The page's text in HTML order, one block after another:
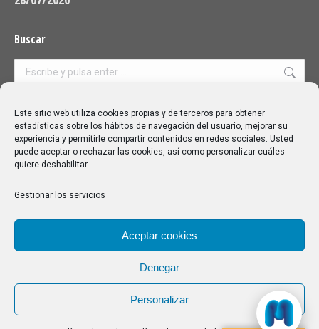
Este sitio web utiliza cookies propias y de terceros para obtener
estadísticas sobre los hábitos de navegación del usuario, mejorar su
experiencia y permitirle compartir contenidos en redes sociales. Usted
puede aceptar o rechazar las cookies, así como personalizar cuáles
quiere deshabilitar.
Gestionar los servicios
Aceptar cookies
Denegar
Personalizar
Buscar
Buscar:
Aviso Legal|Política de privacidad|Política de cookies